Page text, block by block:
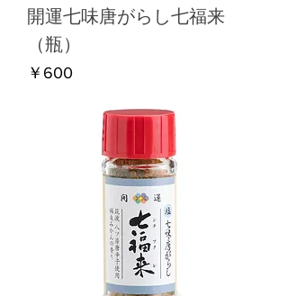
開運七味唐がらし七福来
（瓶）
価格
￥600